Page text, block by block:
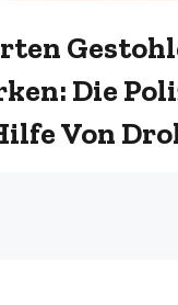
Die
Von